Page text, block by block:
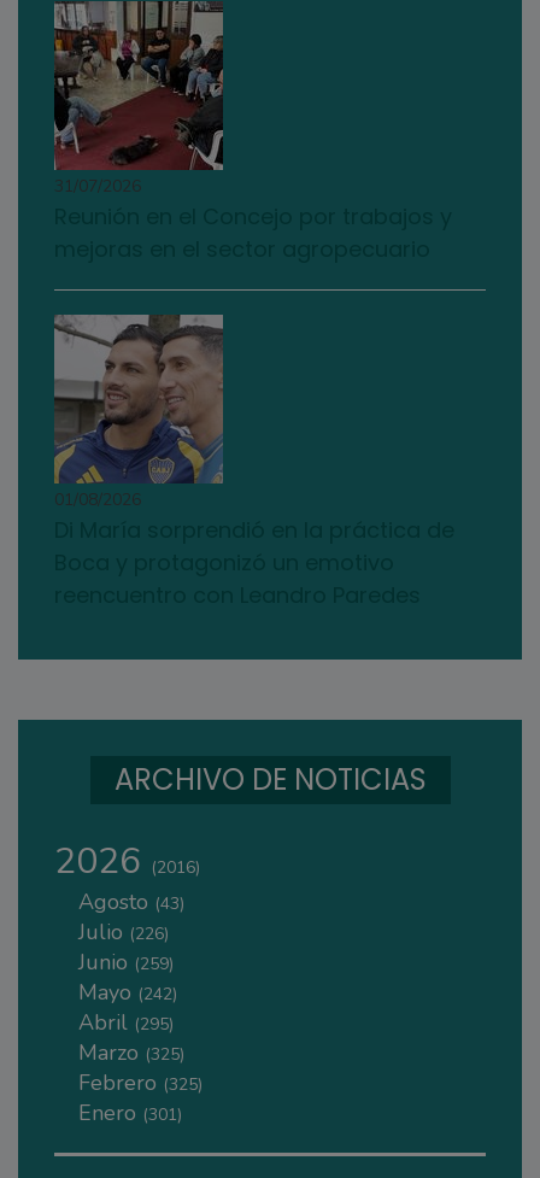
31/07/2026
01/08/2026
ARCHIVO DE NOTICIAS
2026 (2016)
Agosto (43)
Julio (226)
Junio (259)
Mayo (242)
Abril (295)
Marzo (325)
Febrero (325)
Enero (301)